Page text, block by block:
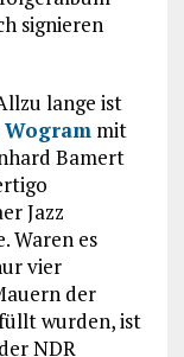
signieren
lange ist
mit
Bamert
Jazz
Waren es
vier
der
wurden, ist
NDR